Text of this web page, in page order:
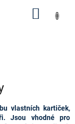
vlastních kartiček,
Jsou vhodné pro